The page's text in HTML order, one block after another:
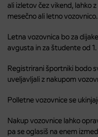
ali izletov čez vikend, lahko
mesečno ali letno vozovnico.
Letna vozovnica bo za
avgusta in za študente od
Registrirani športniki bodo
uveljavljali z nakupom
Polletne vozovnice se
Nakup vozovnice lahko
pa se oglasiš na enem